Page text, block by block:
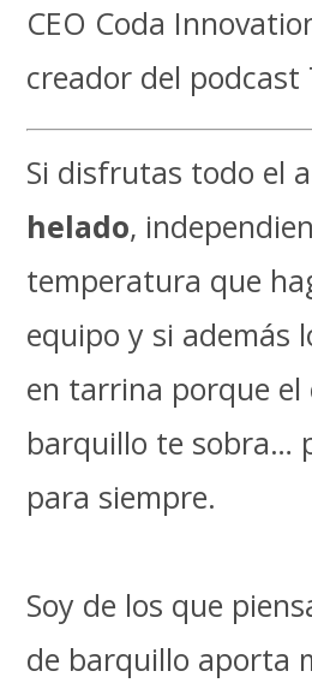
CEO Coda
creador del podcast
Si disfrutas todo el
helado,
temperatura que
equipo y si además
en tarrina porque el
barquillo te sobra…
para siempre.
Soy de los que
de barquillo aporta